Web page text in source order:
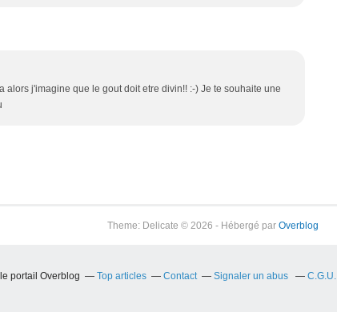
alors j'imagine que le gout doit etre divin!! :-) Je te souhaite une
Theme: Delicate © 2026 - Hébergé par Overblog
portail Overblog Top articles Contact Signaler un abus C.G.U.